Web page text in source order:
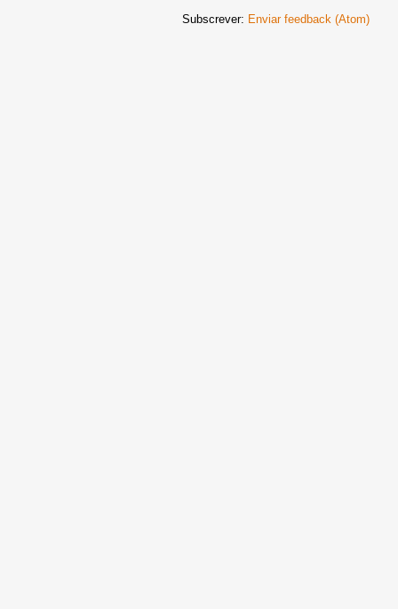
Subscrever: Enviar feedback (Atom)